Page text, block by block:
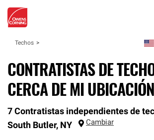
Techos
CONTRATISTAS DE
CERCA DE MI UBICACIÓN
7 Contratistas independientes de
South Butler, NY Cambiar